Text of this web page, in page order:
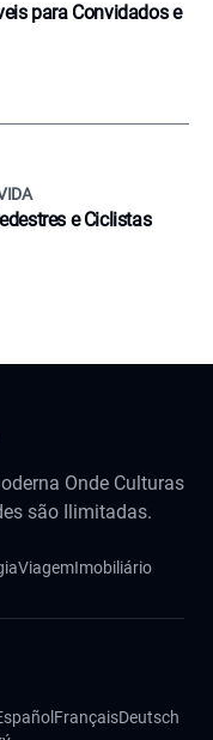
para Convidados e
e Ciclistas
Onde Culturas
são Ilimitadas.
ViagemImobiliário
FrançaisDeutsch